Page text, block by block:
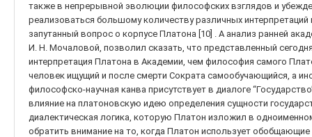
также в непрерывной эволюции философских взглядов и
реализоваться большому количеству различных
запутанный вопрос о корпусе Платона [10] . А анализ ранней
И. Н. Мочаловой, позволил сказать, что представленный
интерпретация Платона в Академии, чем философия самого
человек ищущий и после смерти Сократа самообучающийся, а
философско-научная канва присутствует в диалоге
влияние на платоновскую идею определения сущности
диалектическая логика, которую Платон изложил в
обратить внимание на то, когда Платон использует обобщающие